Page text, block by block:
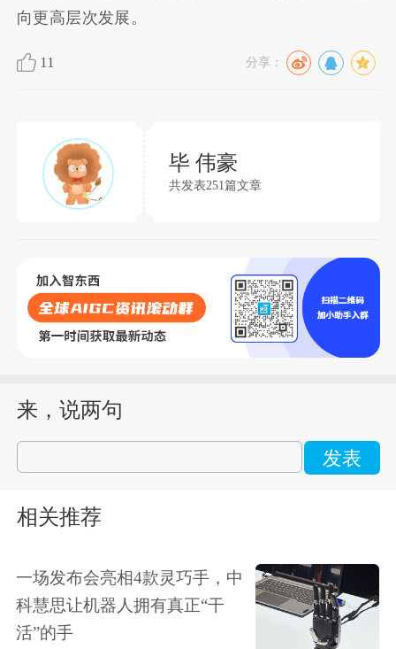
向更高层次发展。
11 分享：
毕 伟豪
共发表251篇文章
来，说两句
发表
相关推荐
一场发布会亮相4款灵巧手，中
科慧思让机器人拥有真正“干
活”的手